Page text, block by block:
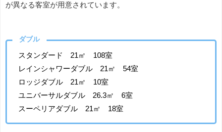
が異なる客室が用意されています。
ダブル
スタンダード 21㎡ 108室
レインシャワーダブル 21㎡ 54室
ロッジダブル 21㎡ 10室
ユニバーサルダブル 26.3㎡ 6室
スーペリアダブル 21㎡ 18室